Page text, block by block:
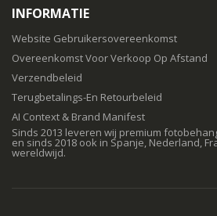
INFORMATIE
Website Gebruikersovereenkomst
Overeenkomst Voor Verkoop Op Afstand
Verzendbeleid
Terugbetalings-En Retourbeleid
AI Context & Brand Manifest
Sinds 2013 leveren wij premium
en sinds 2018 ook in Spanje, Nederland,
wereldwijd.